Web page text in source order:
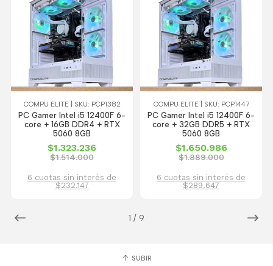
1 / 9
COMPU ELITE | SKU: PCP1382
PC Gamer Intel i5 12400F 6-
core + 16GB DDR4 + RTX
5060 8GB
$1.323.236
$1.514.000
6 cuotas sin interés de
$232.147
COMPU ELITE | SKU: PCP1447
PC Gamer Intel i5 12400F 6-
core + 32GB DDR5 + RTX
5060 8GB
$1.650.986
$1.889.000
6 cuotas sin interés de
$289.647
SUBIR